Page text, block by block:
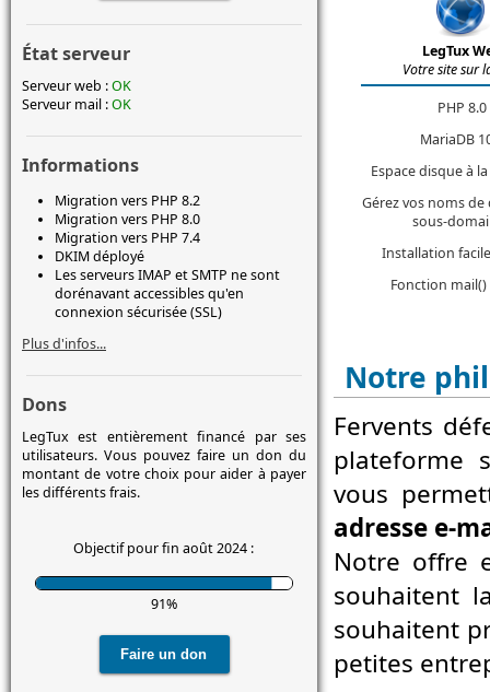
État serveur
Serveur web :OK
Serveur mail :OK
Informations
Migration vers PHP 8.2
Migration vers PHP 8.0
Migration vers PHP 7.4
DKIM déployé
Les serveurs IMAP et SMTP ne sont
dorénavant accessibles qu'en
connexion sécurisée (SSL)
Plus d'infos...
Dons
LegTux est entièrement financé par ses
utilisateurs. Vous pouvez faire un don du
montant de votre choix pour aider à payer
les différents frais.
Objectif pour fin août 2024 :
91%
LegTux
Votre site sur
PHP 8.0
MariaDB
Espace disque à
Gérez vos noms
sous-
Installation
Fonction mail()
Notre
Fervents
plateforme
vous
adresse e-
Notre offre
souhaitent
souhaitent
petites